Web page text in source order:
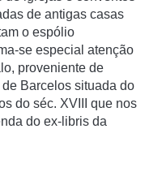
de antigas casas
o espólio
se especial atenção
proveniente de
Barcelos situada do
do séc. XVIII que nos
do ex-libris da